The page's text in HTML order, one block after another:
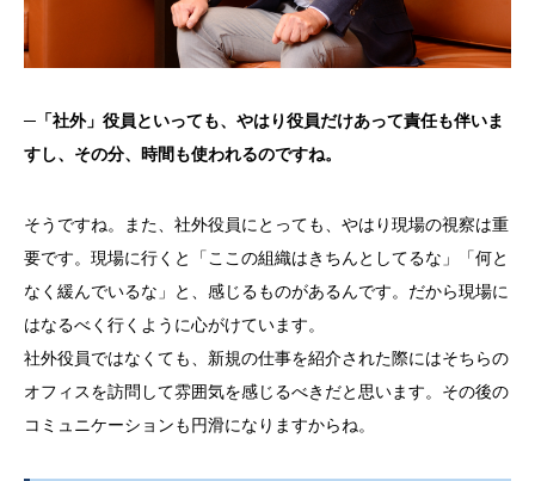
─ 「社外」役員といっても、やはり役員だけあって責任も伴いま
すし、その分、時間も使われるのですね。
そうですね。また、社外役員にとっても、やはり現場の視察は重
要です。現場に行くと「ここの組織はきちんとしてるな」「何と
なく緩んでいるな」と、感じるものがあるんです。だから現場に
はなるべく行くように心がけています。
社外役員ではなくても、新規の仕事を紹介された際にはそちらの
オフィスを訪問して雰囲気を感じるべきだと思います。その後の
コミュニケーションも円滑になりますからね。